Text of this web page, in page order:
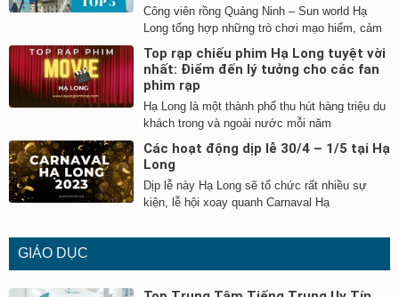
Công viên rồng Quảng Ninh – Sun world Hạ
Long tổng hợp những trò chơi mạo hiểm, cảm
Top rạp chiếu phim Hạ Long tuyệt vời
nhất: Điểm đến lý tưởng cho các fan
phim rạp
Hạ Long là một thành phố thu hút hàng triệu du
khách trong và ngoài nước mỗi năm
Các hoạt động dịp lễ 30/4 – 1/5 tại Hạ
Long
Dịp lễ này Hạ Long sẽ tổ chức rất nhiều sự
kiện, lễ hội xoay quanh Carnaval Hạ
GIÁO DỤC